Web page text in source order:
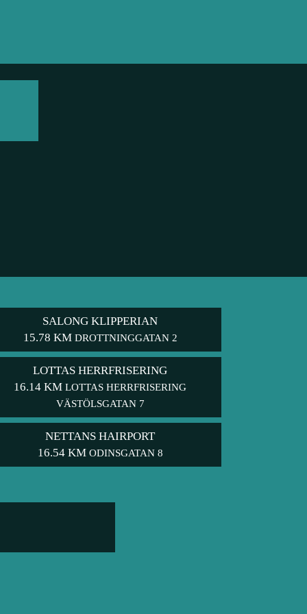
SALONG KLIPPERIAN
15.78 KM DROTTNINGGATAN 2
LOTTAS HERRFRISERING
16.14 KM LOTTAS HERRFRISERING
VÄSTÖLSGATAN 7
NETTANS HAIRPORT
16.54 KM ODINSGATAN 8